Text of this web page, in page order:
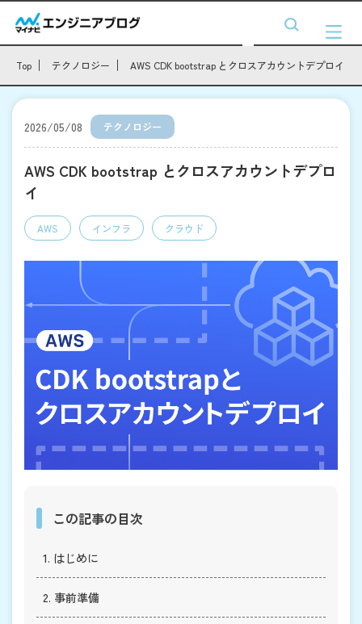
Top テクノロジー AWS CDK bootstrap とクロスアカウントデプロイ
2026/05/08 テクノロジー
AWS CDK bootstrap とクロスアカウントデプロ
イ
AWS インフラ クラウド
この記事の目次
1. はじめに
2. 事前準備